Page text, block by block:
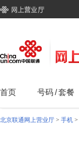
首页 号码/套餐
北京联通网上营业厅 > 手机 >